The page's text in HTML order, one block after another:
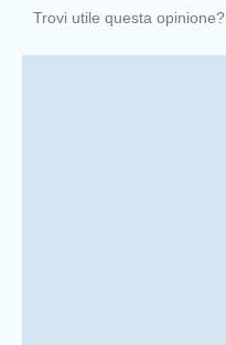
Trovi utile questa opinione?